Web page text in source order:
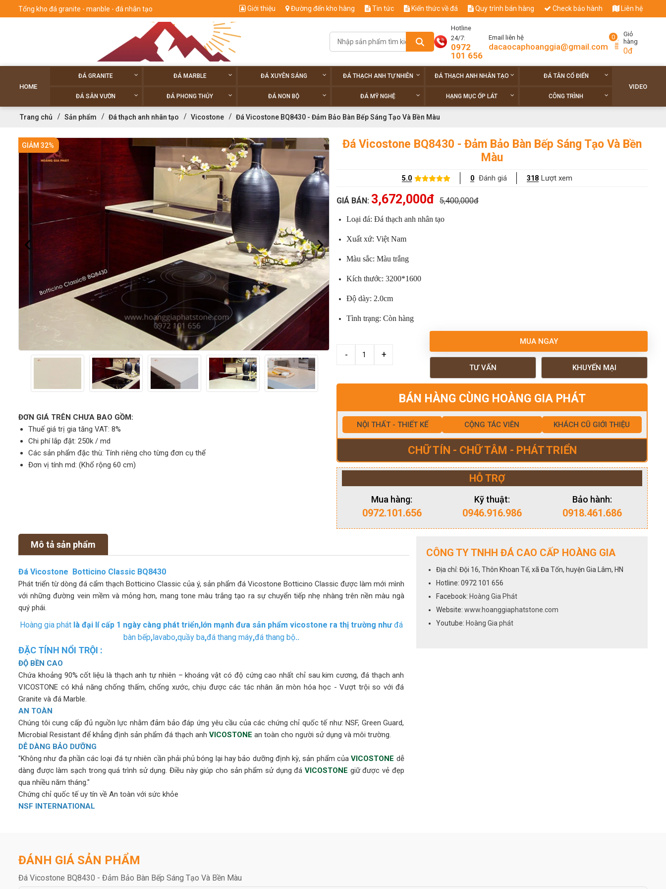
Tổng kho đá granite - manble - đá nhân tạo Giới thiệu Đường đến kho hàng Tin tức Kiến thức về đá Quy trình bán hàng Check bảo hành Liên hệ
Hotline
24/7:
0972
101 656
Email liên hệ
dacaocaphoanggia@gmail.com
0
Giỏ
hàng
0đ
HOME
ĐÁ GRANITE ĐÁ MARBLE ĐÁ XUYÊN SÁNG ĐÁ THẠCH ANH TỰ NHIÊN ĐÁ THẠCH ANH NHÂN TẠO ĐÁ TÂN CỔ ĐIỂN
ĐÁ SÂN VƯỜN ĐÁ PHONG THỦY ĐÁ NON BỘ ĐÁ MỸ NGHỆ HẠNG MỤC ỐP LÁT CÔNG TRÌNH
VIDEO
Trang chủ Sản phẩm Đá thạch anh nhân tạo Vicostone Đá Vicostone BQ8430 - Đảm Bảo Bàn Bếp Sáng Tạo Và Bền Màu
GIẢM 32%
ĐƠN GIÁ TRÊN CHƯA BAO GỒM:
Thuế giá trị gia tăng VAT: 8%
Chi phí lắp đặt: 250k / md
Các sản phẩm đặc thù: Tính riêng cho từng đơn cụ thể
Đơn vị tính md: (Khổ rộng 60 cm)
Đá Vicostone BQ8430 - Đảm Bảo Bàn Bếp Sáng Tạo Và Bền
Màu
5.0 0 Đánh giá 318 Lượt xem
GIÁ BÁN: 3,672,000đ 5,400,000đ
Loại đá: Đá thạch anh nhân tạo
Xuất xứ: Việt Nam
Màu sắc: Màu trắng
Kích thước: 3200*1600
Độ dày: 2.0cm
Tình trạng: Còn hàng
MUA NGAY
TƯ VẤN KHUYẾN MẠI
BÁN HÀNG CÙNG HOÀNG GIA PHÁT
NỘI THẤT - THIẾT KẾ CỘNG TÁC VIÊN KHÁCH CŨ GIỚI THIỆU
CHỮ TÍN - CHỮ TÂM - PHÁT TRIỂN
HỖ TRỢ
Mua hàng:
0972.101.656
Kỹ thuật:
0946.916.986
Bảo hành:
0918.461.686
Mô tả sản phẩm
Đá Vicostone Botticino Classic BQ8430
Phát triển từ dòng đá cẩm thạch Botticino Classic của ý, sản phẩm đá Vicostone Botticino Classic được làm mới mình
với những đường vein mềm và mỏng hơn, mang tone màu trắng tạo ra sự chuyển tiếp nhẹ nhàng trên nền màu ngà
quý phái.
Hoàng gia phátlà đại lí cấp 1 ngày càng phát triển,lớn mạnh đưa sản phẩm vicostone ra thị trường nhưđá
bàn bếp,lavabo,quầy ba,đá thang máy,đá thang bộ..
ĐẶC TÍNH NỔI TRỘI :
ĐỘ BỀN CAO
Chứa khoảng 90% cốt liệu là thạch anh tự nhiên – khoáng vật có độ cứng cao nhất chỉ sau kim cương, đá thạch anh
VICOSTONE có khả năng chống thấm, chống xước, chịu được các tác nhân ăn mòn hóa học - Vượt trội so với đá
Granite và đá Marble.
AN TOÀN
Chúng tôi cung cấp đủ nguồn lực nhằm đảm bảo đáp ứng yêu cầu của các chứng chỉ quốc tế như: NSF, Green Guard,
Microbial Resistant để khẳng định sản phẩm đá thạch anh VICOSTONE an toàn cho người sử dụng và môi trường.
DỄ DÀNG BẢO DƯỠNG
"Không như đa phần các loại đá tự nhiên cần phải phủ bóng lại hay bảo dưỡng định kỳ, sản phẩm củaVICOSTONE dễ
dàng được làm sạch trong quá trình sử dụng. Điều này giúp cho sản phẩm sử dụng đá VICOSTONE giữ được vẻ đẹp
qua nhiều năm tháng."
Chứng chỉ quốc tế uy tín về An toàn với sức khỏe
NSF INTERNATIONAL
GREENGUARD & GREENGUARD GOLD
Tất cả các sản phẩm của VICOSTONE
rằng Đá Vicostone đáp ứng yêu cầu khắt khe nhất của tiêu chuẩn khí thải trong nhà. Tiêu chuẩn GREENGUARD Gold
CÔNG TY TNHH ĐÁ CAO CẤP HOÀNG GIA
Địa chỉ: Đội 16, Thôn Khoan Tế, xã Đa Tốn, huyện Gia Lâm, HN
Hotline: 0972 101 656
Facebook: Hoàng Gia Phát
Website: www.hoanggiaphatstone.com
Youtube: Hoàng Gia phát
ĐÁNH GIÁ SẢN PHẨM
Đá Vicostone BQ8430 - Đảm Bảo Bàn Bếp Sáng Tạo Và Bền Màu